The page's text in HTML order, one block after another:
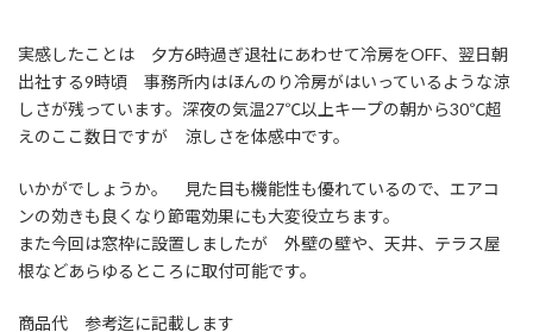
実感したことは 夕方6時過ぎ退社にあわせて冷房をOFF、翌日朝
出社する9時頃 事務所内はほんのり冷房がはいっているような涼
しさが残っています。深夜の気温27℃以上キープの朝から30℃超
えのここ数日ですが 涼しさを体感中です。
いかがでしょうか。 見た目も機能性も優れているので、エアコ
ンの効きも良くなり節電効果にも大変役立ちます。
また今回は窓枠に設置しましたが 外壁の壁や、天井、テラス屋
根などあらゆるところに取付可能です。
商品代 参考迄に記載します